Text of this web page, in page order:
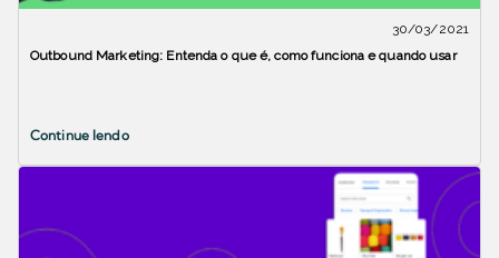
30/03/2021
Outbound Marketing: Entenda o que é, como funciona e quando usar
Continue lendo